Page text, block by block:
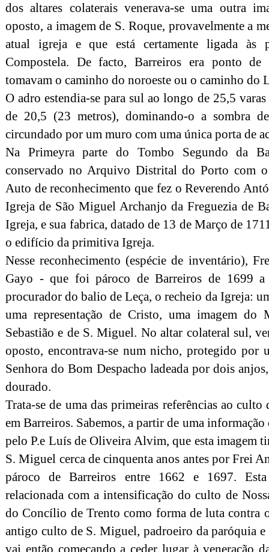
dos altares colaterais venerava-se uma outra
oposto, a imagem de S. Roque, provavelmente a
atual igreja e que está certamente ligada às
Compostela. De facto, Barreiros era ponto de
tomavam o caminho do noroeste ou o caminho do
O adro estendia-se para sul ao longo de 25,5
de 20,5 (23 metros), dominando-o a sombra
circundado por um muro com uma única porta de
Na Primeyra parte do Tombo Segundo da
conservado no Arquivo Distrital do Porto com
Auto de reconhecimento que fez o Reverendo
Igreja de São Miguel Archanjo da Freguezia de
Igreja, e sua fabrica, datado de 13 de Março de
o edifício da primitiva Igreja.
Nesse reconhecimento (espécie de inventário),
Gayo - que foi pároco de Barreiros de 1699
procurador do balio de Leça, o recheio da Igreja:
uma representação de Cristo, uma imagem do
Sebastião e de S. Miguel. No altar colateral sul,
oposto, encontrava-se num nicho, protegido por
Senhora do Bom Despacho ladeada por dois
dourado.
Trata-se de uma das primeiras referências ao
em Barreiros. Sabemos, a partir de uma
pelo P.e Luís de Oliveira Alvim, que esta imagem
S. Miguel cerca de cinquenta anos antes por Frei
pároco de Barreiros entre 1662 e 1697. Esta
relacionada com a intensificação do culto de
do Concílio de Trento como forma de luta contra
antigo culto de S. Miguel, padroeiro da paróquia e
vai então começando a ceder lugar à veneração